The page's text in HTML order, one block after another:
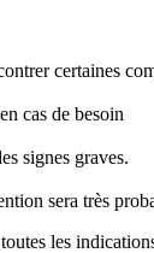
certaines
cas de besoin
signes graves.
sera très
les